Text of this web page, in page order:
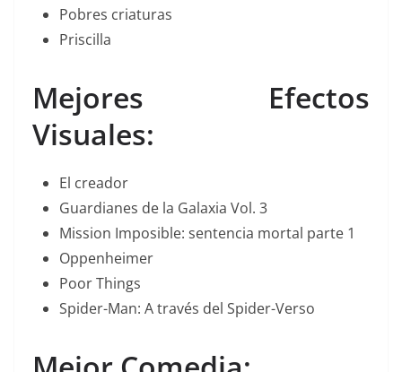
Pobres criaturas
Priscilla
Mejores Efectos
Visuales:
El creador
Guardianes de la Galaxia Vol. 3
Mission Imposible: sentencia mortal parte 1
Oppenheimer
Poor Things
Spider-Man: A través del Spider-Verso